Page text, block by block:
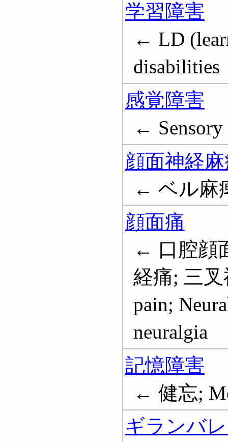
学習障害
← LD
disabilities
感覚障害
← Sensory
顔面神経
← ベル麻
顔面痛
← 口腔顔
経痛; 三叉
pain;
neuralgia
記憶障害
← 健忘;
ギランバ